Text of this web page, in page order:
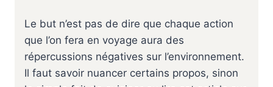
Le but n’est pas de dire que chaque action
que l’on fera en voyage aura des
répercussions négatives sur l’environnement.
Il faut savoir nuancer certains propos, sinon